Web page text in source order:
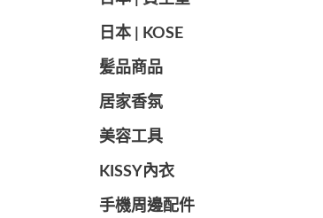
日本 | KOSE
髪品商品
居家香氛
美容工具
KISSY內衣
手機周邊配件